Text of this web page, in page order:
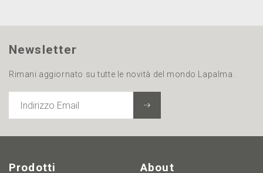
Newsletter
Rimani aggiornato su tutte le novità del mondo Lapalma.
EMAIL
Prodotti About